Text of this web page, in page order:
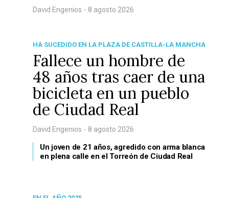
David Engenios - 8 agosto 2026
HA SUCEDIDO EN LA PLAZA DE CASTILLA-LA MANCHA
Fallece un hombre de
48 años tras caer de una
bicicleta en un pueblo
de Ciudad Real
David Engenios - 8 agosto 2026
Un joven de 21 años, agredido con arma blanca
en plena calle en el Torreón de Ciudad Real